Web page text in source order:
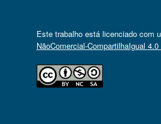
Este trabalho está licenciado com
NãoComercial-CompartilhaIgual